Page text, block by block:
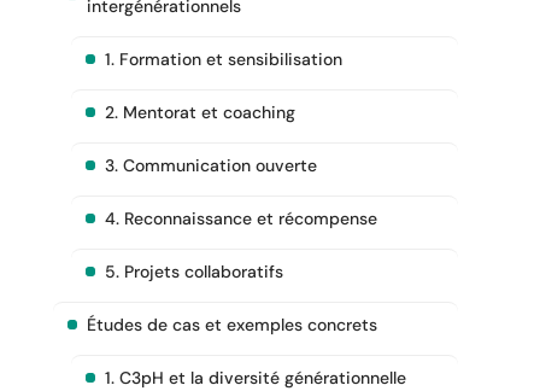
intergénérationnels
1. Formation et sensibilisation
2. Mentorat et coaching
3. Communication ouverte
4. Reconnaissance et récompense
5. Projets collaboratifs
Études de cas et exemples concrets
1. C3pH et la diversité générationnelle